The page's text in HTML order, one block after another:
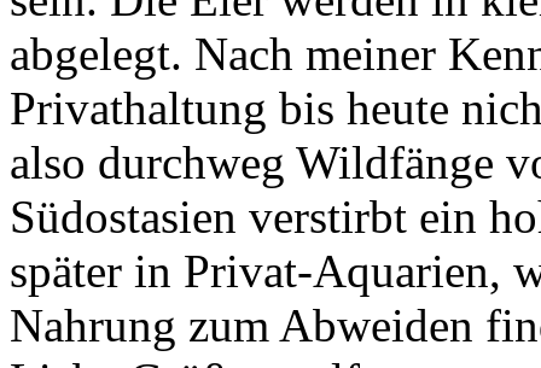
abgelegt. Nach meiner
Privathaltung bis heute
also durchweg Wildfänge
Südostasien verstirbt ein
später in Privat-Aquarien,
Nahrung zum Abweiden